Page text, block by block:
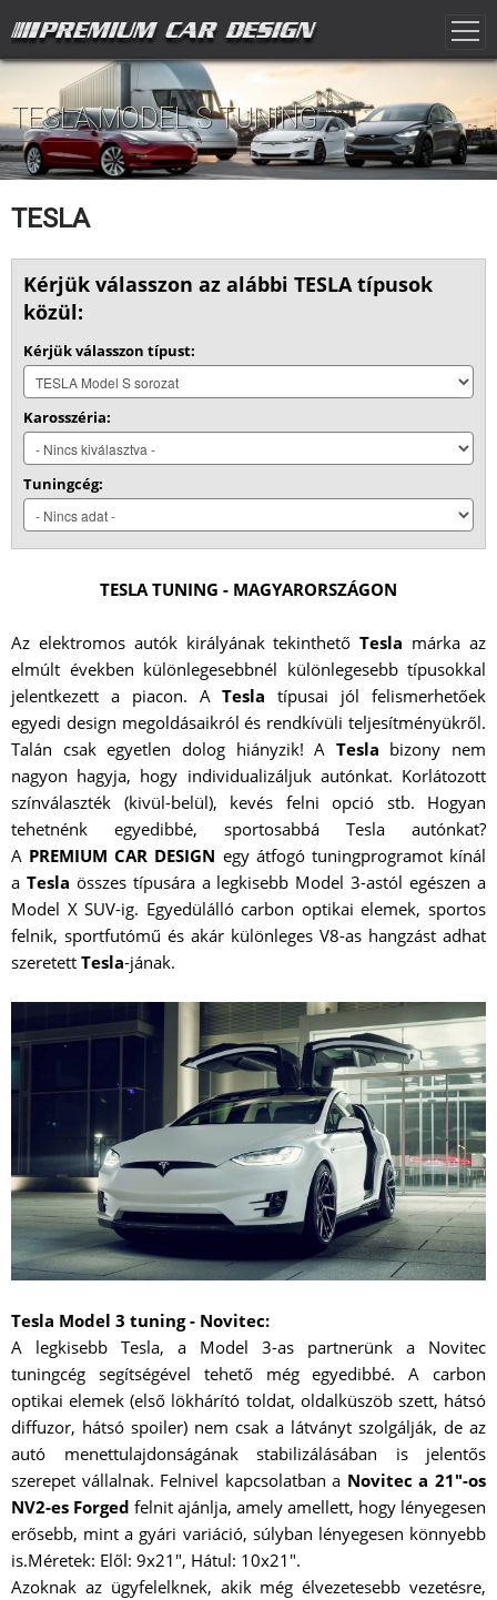
TESLA MODEL S TUNING
TESLA
Kérjük válasszon az alábbi TESLA típusok
közül:
Kérjük válasszon típust:
Karosszéria:
Tuningcég:
TESLA TUNING - MAGYARORSZÁGON
Az elektromos autók királyának tekinthetőTesla márka az
elmúlt években különlegesebbnél különlegesebb típusokkal
jelentkezett a piacon. ATesla típusai jól felismerhetőek
egyedi design megoldásaikról és rendkívüli teljesítményükről.
Talán csak egyetlen dolog hiányzik! A Tesla bizony nem
nagyon hagyja, hogy individualizáljuk autónkat. Korlátozott
színválaszték (kivül-belül), kevés felni opció stb. Hogyan
tehetnénk egyedibbé, sportosabbá Tesla autónkat?
A PREMIUM CAR DESIGN egy átfogó tuningprogramot kínál
a Tesla összes típusára a legkisebb Model 3-astól egészen a
Model X SUV-ig. Egyedülálló carbon optikai elemek, sportos
felnik, sportfutómű és akár különleges V8-as hangzást adhat
szeretett Tesla-jának.
Tesla Model 3 tuning - Novitec:
A legkisebb Tesla, a Model 3-as partnerünk a Novitec
tuningcég segítségével tehető még egyedibbé. A carbon
optikai elemek (első lökhárító toldat, oldalküszöb szett, hátsó
diffuzor, hátsó spoiler) nem csak a látványt szolgálják, de az
autó menettulajdonságának stabilizálásában is jelentős
szerepet vállalnak. Felnivel kapcsolatban a Novitec a 21"-os
NV2-es Forged felnit ajánlja, amely amellett, hogy lényegesen
erősebb, mint a gyári variáció, súlyban lényegesen könnyebb
is.Méretek: Elől: 9x21", Hátul: 10x21".
Azoknak az ügyfelelknek, akik még élvezetesebb vezetésre,